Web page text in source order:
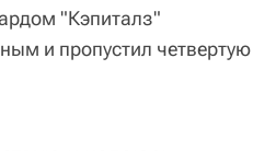
"Кэпиталз"
и пропустил четвертую